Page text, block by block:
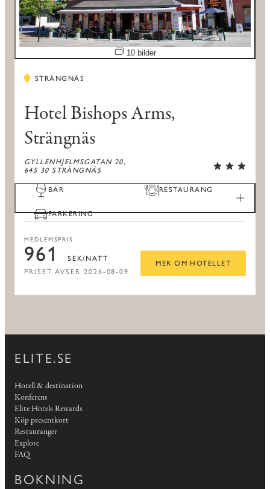
Öppna bildspel
10 bilder
STRÄNGNÄS
Hotel Bishops Arms,
Strängnäs
GYLLENHJELMSGATAN 20,
645 30 STRÄNGNÄS
BAR RESTAURANG
PARKERING
MEDLEMSPRIS
961 SEK/NATT
PRISET AVSER 2026-08-09
MER OM HOTELLET
ELITE.SE
Hotell & destination
Konferens
Elite Hotels Rewards
Köp presentkort
Restauranger
Explore
FAQ
BOKNING